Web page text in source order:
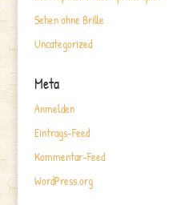
Sehen ohne Brille
Uncategorized
Meta
Anmelden
Eintrags-Feed
Kommentar-Feed
WordPress.org